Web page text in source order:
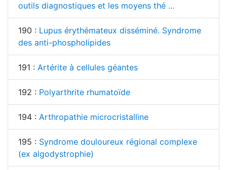
outils diagnostiques et les moyens thé ...
190 : Lupus érythémateux disséminé. Syndrome
des anti-phospholipides
191 : Artérite à cellules géantes
192 : Polyarthrite rhumatoïde
194 : Arthropathie microcristalline
195 : Syndrome douloureux régional complexe
(ex algodystrophie)